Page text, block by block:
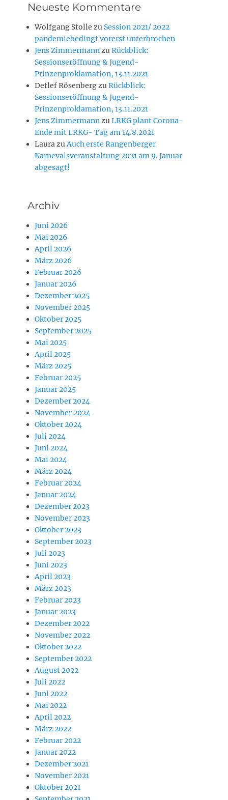
Neueste Kommentare
Wolfgang Stolle zu Session 2021/ 2022
pandemiebedingt vorerst unterbrochen
Jens Zimmermann zu Rückblick:
Sessionseröffnung & Jugend-
Prinzenproklamation, 13.11.2021
Detlef Rösenberg zu Rückblick:
Sessionseröffnung & Jugend-
Prinzenproklamation, 13.11.2021
Jens Zimmermann zu LRKG plant Corona-
Ende mit LRKG- Tag am 14.8.2021
Laura zu Auch erste Rangenberger
Karnevalsveranstaltung 2021 am 9. Januar
abgesagt!
Archiv
Juni 2026
Mai 2026
April 2026
März 2026
Februar 2026
Januar 2026
Dezember 2025
November 2025
Oktober 2025
September 2025
Mai 2025
April 2025
März 2025
Februar 2025
Januar 2025
Dezember 2024
November 2024
Oktober 2024
Juli 2024
Juni 2024
Mai 2024
März 2024
Februar 2024
Januar 2024
Dezember 2023
November 2023
Oktober 2023
September 2023
Juli 2023
Juni 2023
April 2023
März 2023
Februar 2023
Januar 2023
Dezember 2022
November 2022
Oktober 2022
September 2022
August 2022
Juli 2022
Juni 2022
Mai 2022
April 2022
März 2022
Februar 2022
Januar 2022
Dezember 2021
November 2021
Oktober 2021